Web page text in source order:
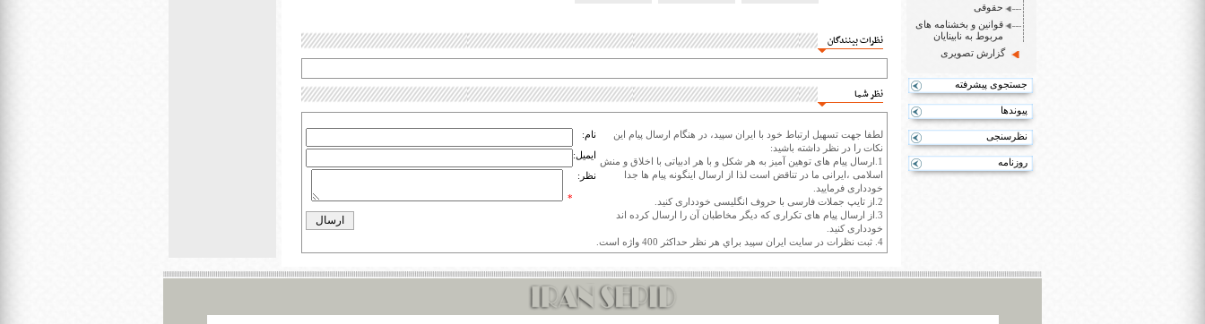
حقوقی
قوانین و بخشنامه های
مربوط به نابینایان
گزارش تصویری
جستجوی پیشرفته
پیوندها
نظرسنجی
روزنامه
نظرات بینندگان
نظر شما
لطفا جهت تسهیل ارتباط خود با ایران سپید، در هنگام ارسال پیام این
نکات را در نظر داشته باشید:
1.ارسال پیام های توهین آمیز به هر شکل و با هر ادبیاتی با اخلاق و منش
اسلامی ،ایرانی ما در تناقض است لذا از ارسال اینگونه پیام ها جدا
خودداری فرمایید.
2.از تایپ جملات فارسی با حروف انگلیسی خودداری کنید.
3.از ارسال پیام های تکراری که دیگر مخاطبان آن را ارسال کرده اند
خودداری کنید.
4. ثبت نظرات در سايت ايران سپيد براي هر نظر حداکثر 400 واژه است.
نام:
ایمیل:
نظر:
*